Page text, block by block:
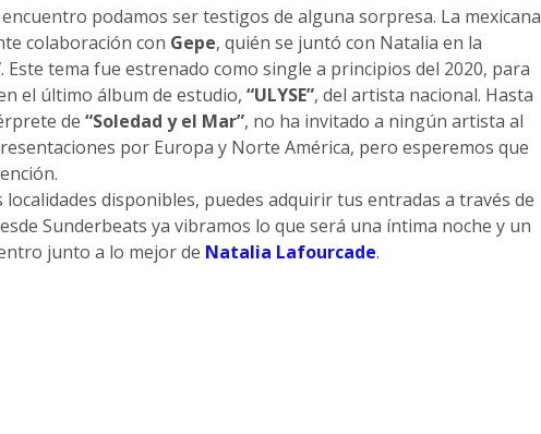
podamos ser testigos de alguna sorpresa. La mexicana
colaboración con Gepe, quién se juntó con Natalia en la
. Este tema fue estrenado como single a principios del 2020, para
el último álbum de estudio, “ULYSE”, del artista nacional. Hasta
de “Soledad y el Mar”, no ha invitado a ningún artista al
por Europa y Norte América, pero esperemos que
localidades disponibles, puedes adquirir tus entradas a través de
Sunderbeats ya vibramos lo que será una íntima noche y un
junto a lo mejor de Natalia Lafourcade.